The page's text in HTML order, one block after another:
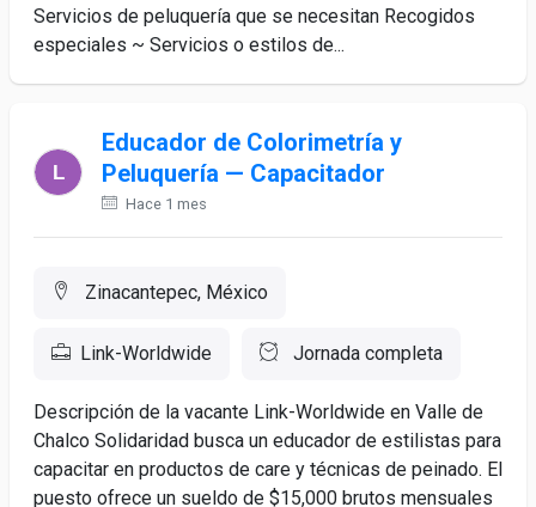
Servicios de peluquería que se necesitan Recogidos
especiales ~ Servicios o estilos de...
Educador de Colorimetría y
Peluquería — Capacitador
Hace 1 mes
Zinacantepec, México
Link-Worldwide Jornada completa
Descripción de la vacante Link-Worldwide en Valle de
Chalco Solidaridad busca un educador de estilistas para
capacitar en productos de care y técnicas de peinado. El
puesto ofrece un sueldo de $15,000 brutos mensuales